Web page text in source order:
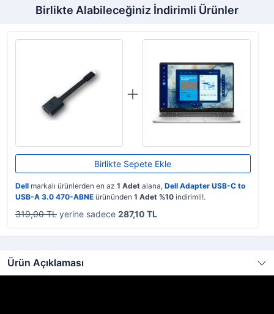
Birlikte Alabileceğiniz İndirimli Ürünler
Birlikte Sepete Ekle
Dell markalı ürünlerden en az 1 Adet alana, Dell Adapter USB-C to
USB-A 3.0 470-ABNE ürününden 1 Adet %10 indirimli!.
319,00 TL yerine sadece 287,10 TL
Ürün Açıklaması